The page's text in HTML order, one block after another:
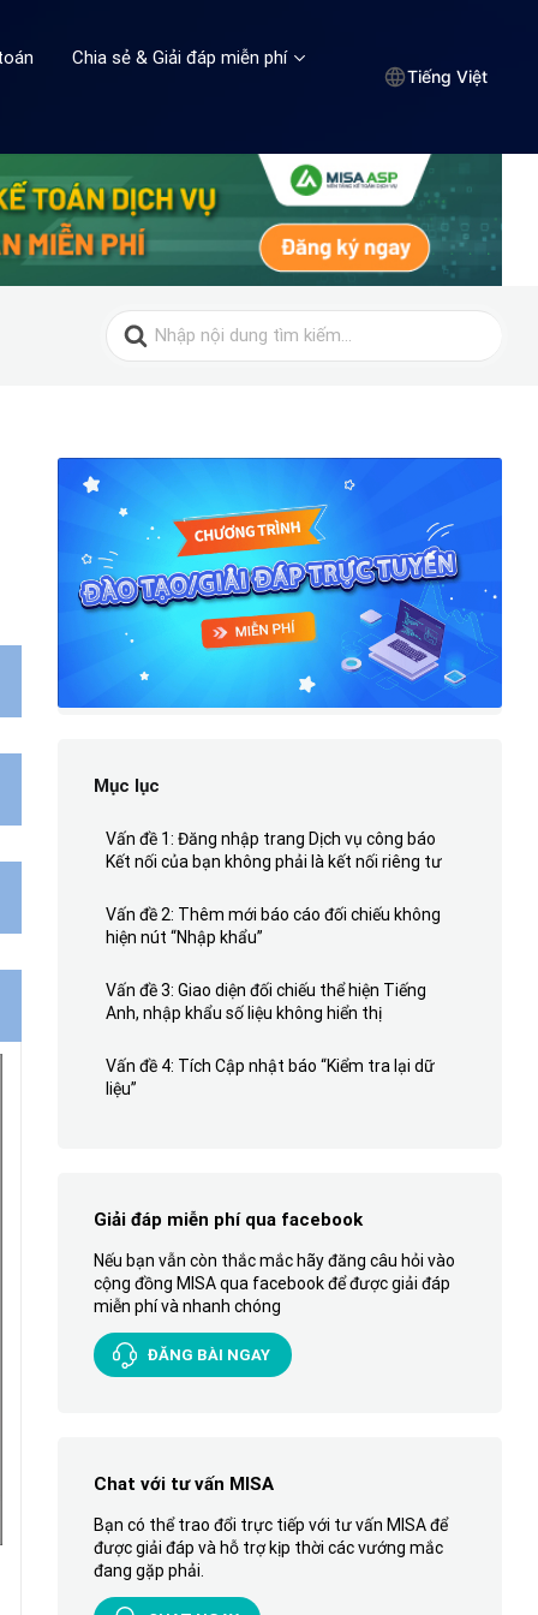
Chia sẻ & Giải đáp miễn phí
Tiếng Việt
Search
for:
Mục lục
Vấn đề 1: Đăng nhập trang Dịch vụ công báo
Kết nối của bạn không phải là kết nối riêng tư
Vấn đề 2: Thêm mới báo cáo đối chiếu không
hiện nút “Nhập khẩu”
Vấn đề 3: Giao diện đối chiếu thể hiện Tiếng
Anh, nhập khẩu số liệu không hiển thị
Vấn đề 4: Tích Cập nhật báo “Kiểm tra lại dữ
liệu”
Giải đáp miễn phí qua facebook
Nếu bạn vẫn còn thắc mắc hãy đăng câu hỏi vào
cộng đồng MISA qua facebook để được giải đáp
miễn phí và nhanh chóng
ĐĂNG BÀI NGAY
Chat với tư vấn MISA
Bạn có thể trao đổi trực tiếp với tư vấn MISA để
được giải đáp và hỗ trợ kịp thời các vướng mắc
đang gặp phải.